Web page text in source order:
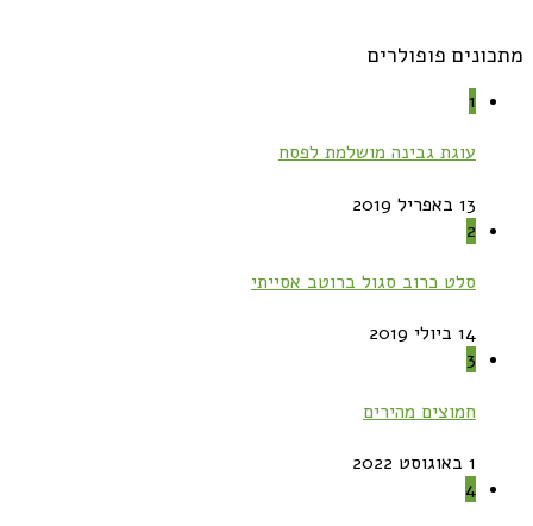
מתכונים פופולרים
1
עוגת גבינה מושלמת לפסח
13 באפריל 2019
2
סלט כרוב סגול ברוטב אסייתי
14 ביולי 2019
3
חמוצים מהירים
1 באוגוסט 2022
4